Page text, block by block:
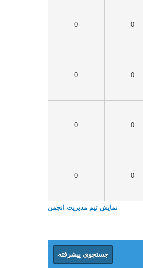
0
0
0
0
0
0
0
0
نمایش تیم مدیریت انجمن
جستجوی پیشرفته